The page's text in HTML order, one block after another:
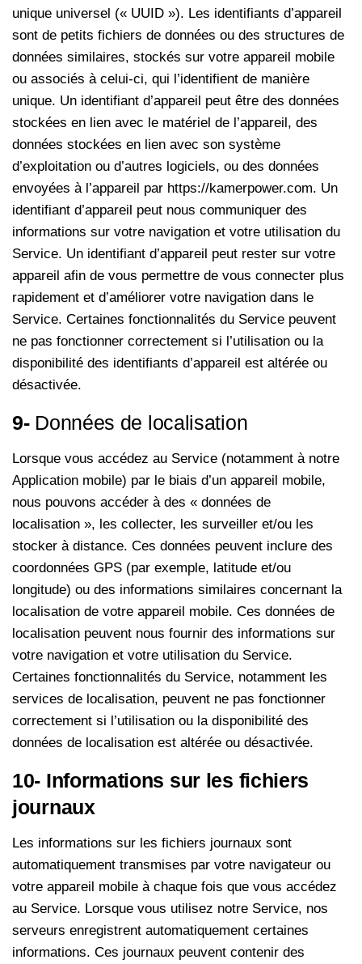
unique universel (« UUID »). Les identifiants d’appareil
sont de petits fichiers de données ou des structures de
données similaires, stockés sur votre appareil mobile
ou associés à celui-ci, qui l’identifient de manière
unique. Un identifiant d’appareil peut être des données
stockées en lien avec le matériel de l’appareil, des
données stockées en lien avec son système
d’exploitation ou d’autres logiciels, ou des données
envoyées à l’appareil par https://kamerpower.com. Un
identifiant d’appareil peut nous communiquer des
informations sur votre navigation et votre utilisation du
Service. Un identifiant d’appareil peut rester sur votre
appareil afin de vous permettre de vous connecter plus
rapidement et d’améliorer votre navigation dans le
Service. Certaines fonctionnalités du Service peuvent
ne pas fonctionner correctement si l’utilisation ou la
disponibilité des identifiants d’appareil est altérée ou
désactivée.
9- Données de localisation
Lorsque vous accédez au Service (notamment à notre
Application mobile) par le biais d’un appareil mobile,
nous pouvons accéder à des « données de
localisation », les collecter, les surveiller et/ou les
stocker à distance. Ces données peuvent inclure des
coordonnées GPS (par exemple, latitude et/ou
longitude) ou des informations similaires concernant la
localisation de votre appareil mobile. Ces données de
localisation peuvent nous fournir des informations sur
votre navigation et votre utilisation du Service.
Certaines fonctionnalités du Service, notamment les
services de localisation, peuvent ne pas fonctionner
correctement si l’utilisation ou la disponibilité des
données de localisation est altérée ou désactivée.
10- Informations sur les fichiers
journaux
Les informations sur les fichiers journaux sont
automatiquement transmises par votre navigateur ou
votre appareil mobile à chaque fois que vous accédez
au Service. Lorsque vous utilisez notre Service, nos
serveurs enregistrent automatiquement certaines
informations. Ces journaux peuvent contenir des